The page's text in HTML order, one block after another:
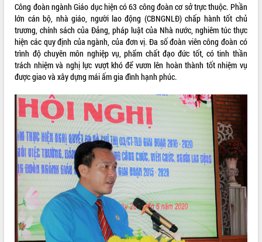
VIDEO
Không có file video nào để phát.
ALBUM ẢNH
Công đoàn ngành Giáo dục hiện có 63 công đoàn cơ sở trực thuộc. Phần
lớn cán bộ, nhà giáo, người lao động (CBNGNLĐ) chấp hành tốt chủ
trương, chính sách của Đảng, pháp luật của Nhà nước, nghiêm túc thực
hiện các quy định của ngành, của đơn vị. Đa số đoàn viên công đoàn có
trình độ chuyên môn nghiệp vụ, phẩm chất đạo đức tốt, có tinh thần
trách nhiệm và nghị lực vượt khó để vươn lên hoàn thành tốt nhiệm vụ
được giao và xây dựng mái ấm gia đình hạnh phúc.